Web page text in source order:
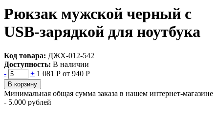
Рюкзак мужской черный с
USB-зарядкой для ноутбука
Код товара: ДЖХ-012-542
Доступность: В наличии
-
+ 1 081 Р от 940 Р
В корзину
Минимальная общая сумма заказа в нашем интернет-магазине
- 5.000 рублей